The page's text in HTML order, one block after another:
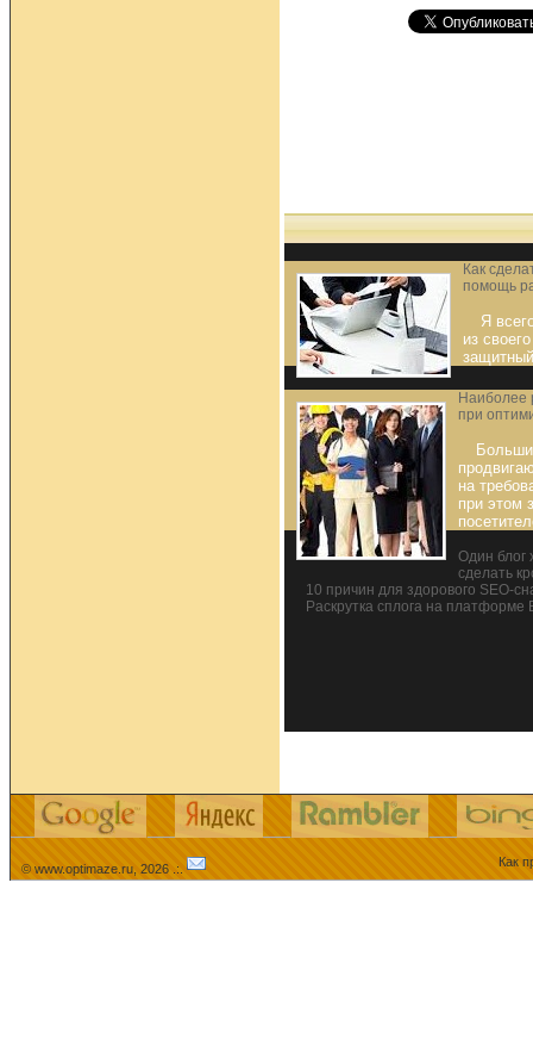
Как
помощь
Я
из
Наиболее
при
на
при этом
Один блог
сделать
10 причин для здорового SEO-
Раскрутка сплога на платформе
© www.optimaze.ru, 2026 .:. Как